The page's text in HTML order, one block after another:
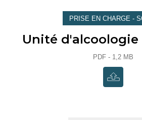
PRISE EN CHARGE -
Unité d'alcoologie
PDF - 1,2 MB